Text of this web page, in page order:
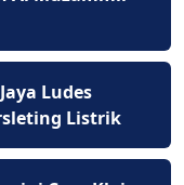
Ludes
Listrik